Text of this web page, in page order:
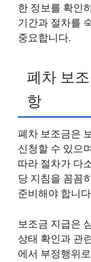
한 정보를 확인
기간과 절차를
중요합니다.
폐차 보
항
폐차 보조금은
신청할 수 있으
따라 절차가 다
당 지침을 꼼꼼
준비해야 합니
보조금 지급은
상태 확인과 관
에서 부정행위